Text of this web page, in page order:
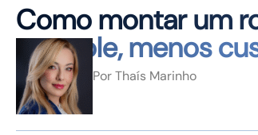
Como montar um
controle, menos
PorThaís Marinho